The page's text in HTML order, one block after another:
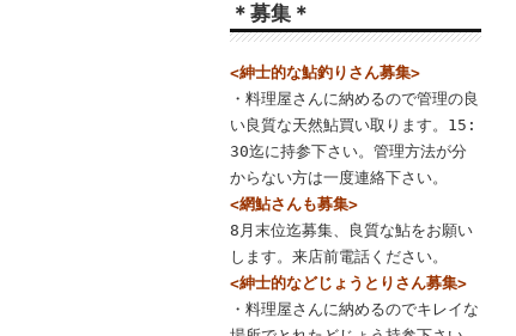
＊募集＊
<紳士的な鮎釣りさん募集>
・料理屋さんに納めるので管理の良
い良質な天然鮎買い取ります。15:
30迄に持参下さい。管理方法が分
からない方は一度連絡下さい。
<網鮎さんも募集>
8月末位迄募集、良質な鮎をお願い
します。来店前電話ください。
<紳士的などじょうとりさん募集>
・料理屋さんに納めるのでキレイな